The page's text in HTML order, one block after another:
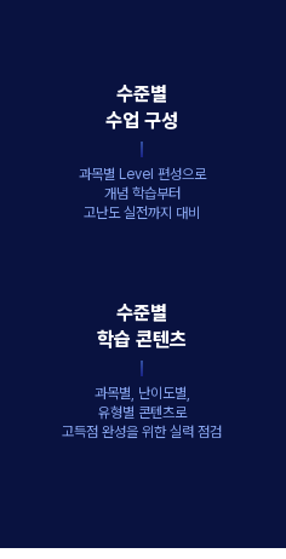
수준별
수업 구성
과목별 Level 편성으로
개념 학습부터
고난도 실전까지 대비
수준별
학습 콘텐츠
과목별, 난이도별,
유형별 콘텐츠로
고득점 완성을 위한 실력 점검